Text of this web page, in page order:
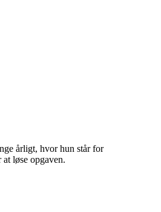
årligt, hvor hun står for
løse opgaven.